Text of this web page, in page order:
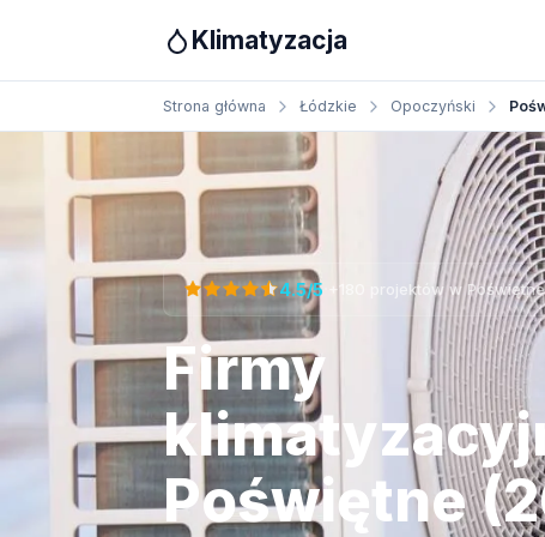
Klimatyzacja
Strona główna Łódzkie Opoczyński
4.5/5 +180 projektów w Poświętne
Firmy
Poświętne